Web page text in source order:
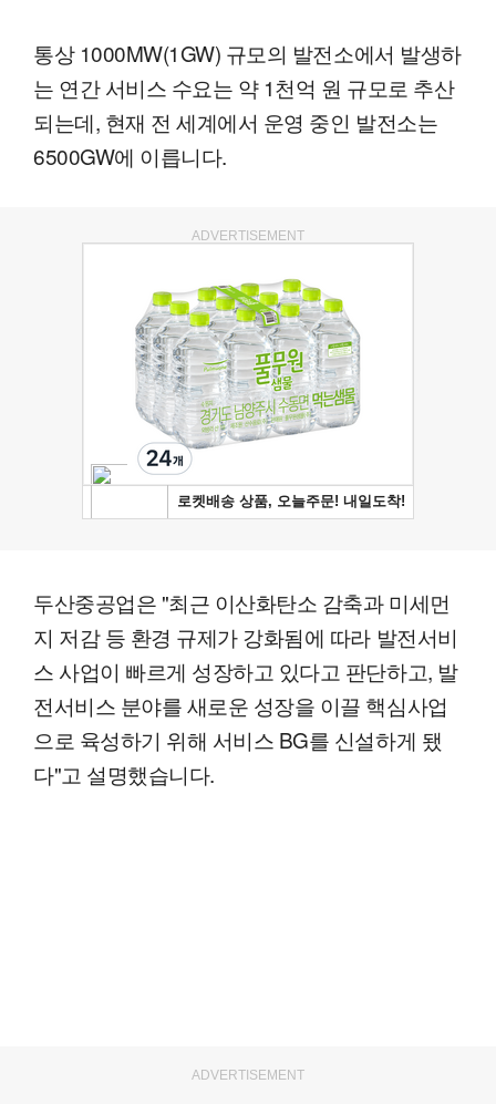
통상 1000MW(1GW) 규모의 발전소에서 발생하
는 연간 서비스 수요는 약 1천억 원 규모로 추산
되는데, 현재 전 세계에서 운영 중인 발전소는
6500GW에 이릅니다.
ADVERTISEMENT
두산중공업은 "최근 이산화탄소 감축과 미세먼
지 저감 등 환경 규제가 강화됨에 따라 발전서비
스 사업이 빠르게 성장하고 있다고 판단하고, 발
전서비스 분야를 새로운 성장을 이끌 핵심사업
으로 육성하기 위해 서비스 BG를 신설하게 됐
다"고 설명했습니다.
ADVERTISEMENT